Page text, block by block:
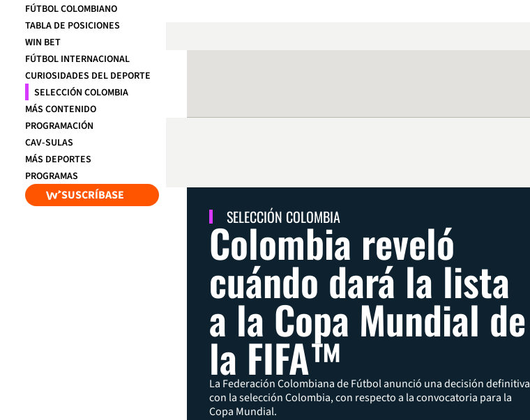
FÚTBOL COLOMBIANO
TABLA DE POSICIONES
WIN BET
FÚTBOL INTERNACIONAL
CURIOSIDADES DEL DEPORTE
SELECCIÓN COLOMBIA
MÁS CONTENIDO
PROGRAMACIÓN
CAV-SULAS
MÁS DEPORTES
PROGRAMAS
SUSCRÍBASE
SELECCIÓN COLOMBIA
Colombia reveló
cuándo dará la lista
a la Copa Mundial de
la FIFA™
La Federación Colombiana de Fútbol anunció una decisión definitiva
con la selección Colombia, con respecto a la convocatoria para la
Copa Mundial.